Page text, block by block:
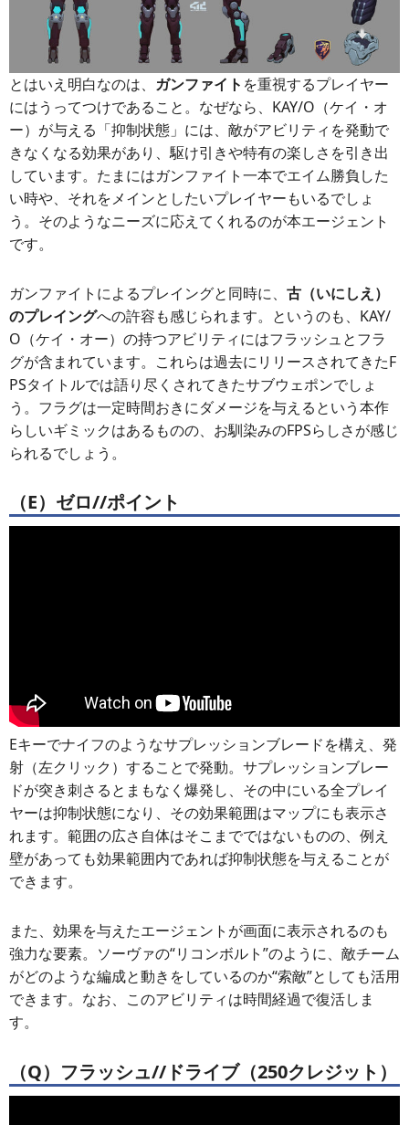
とはいえ明白なのは、 ガンファイト を重視するプレイヤー
にはうってつけであること。なぜなら、KAY/O（ケイ・オ
ー）が与える「抑制状態」には、敵がアビリティを発動で
きなくなる効果があり、駆け引きや特有の楽しさを引き出
しています。たまにはガンファイト一本でエイム勝負した
い時や、それをメインとしたいプレイヤーもいるでしょ
う。そのようなニーズに応えてくれるのが本エージェント
です。
ガンファイトによるプレイングと同時に、 古（いにしえ）
のプレイングへの許容も感じられます。というのも、KAY/
O（ケイ・オー）の持つアビリティにはフラッシュとフラ
グが含まれています。これらは過去にリリースされてきたF
PSタイトルでは語り尽くされてきたサブウェポンでしょ
う。フラグは一定時間おきにダメージを与えるという本作
らしいギミックはあるものの、お馴染みのFPSらしさが感じ
られるでしょう。
（E）ゼロ//ポイント
Eキーでナイフのようなサプレッションブレードを構え、発
射（左クリック）することで発動。サプレッションブレー
ドが突き刺さるとまもなく爆発し、その中にいる全プレイ
ヤーは抑制状態になり、その効果範囲はマップにも表示さ
れます。範囲の広さ自体はそこまでではないものの、例え
壁があっても効果範囲内であれば抑制状態を与えることが
できます。
また、効果を与えたエージェントが画面に表示されるのも
強力な要素。ソーヴァの“リコンボルト”のように、敵チーム
がどのような編成と動きをしているのか“索敵”としても活用
できます。なお、このアビリティは時間経過で復活しま
す。
（Q）フラッシュ//ドライブ（250クレジット）